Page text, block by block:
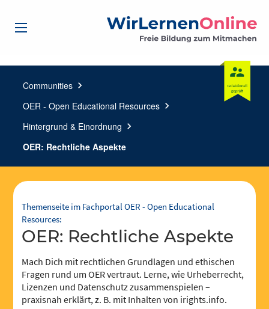
Communities chevron_right
OER - Open Educational Resources chevron_right
Hintergrund & Einordnung chevron_right
OER: Rechtliche Aspekte
Themenseite im Fachportal OER - Open Educational
Resources:
OER: Rechtliche Aspekte
Mach Dich mit rechtlichen Grundlagen und ethischen
Fragen rund um OER vertraut. Lerne, wie Urheberrecht,
Lizenzen und Datenschutz zusammenspielen –
praxisnah erklärt, z. B. mit Inhalten von irights.info.